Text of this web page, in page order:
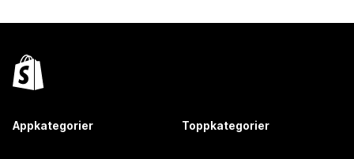
Appkategorier Toppkategorier